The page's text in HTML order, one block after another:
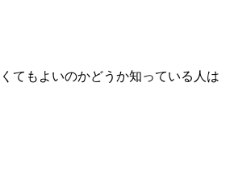
てもよいのかどうか知っている人は